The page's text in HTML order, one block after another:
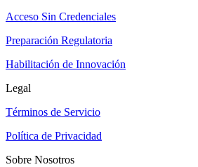
Acceso Sin Credenciales
Preparación Regulatoria
Habilitación de Innovación
Legal
Términos de Servicio
Política de Privacidad
Sobre Nosotros